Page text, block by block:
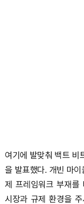
여기에 발맞춰 백트 비
을 발표했다. 개빈 마
제 프레임워크 부재를
시장과 규제 환경을